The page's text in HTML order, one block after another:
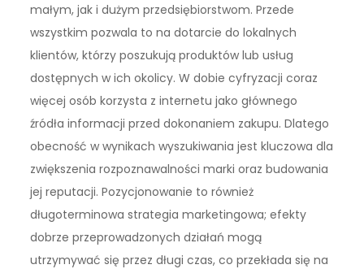
małym, jak i dużym przedsiębiorstwom. Przede
wszystkim pozwala to na dotarcie do lokalnych
klientów, którzy poszukują produktów lub usług
dostępnych w ich okolicy. W dobie cyfryzacji coraz
więcej osób korzysta z internetu jako głównego
źródła informacji przed dokonaniem zakupu. Dlatego
obecność w wynikach wyszukiwania jest kluczowa dla
zwiększenia rozpoznawalności marki oraz budowania
jej reputacji. Pozycjonowanie to również
długoterminowa strategia marketingowa; efekty
dobrze przeprowadzonych działań mogą
utrzymywać się przez długi czas, co przekłada się na